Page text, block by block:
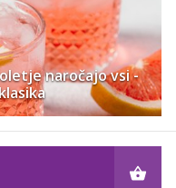
naročajo vsi -